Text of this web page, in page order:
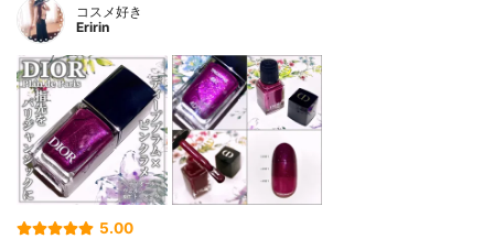
コスメ好き
Eririn
5.00